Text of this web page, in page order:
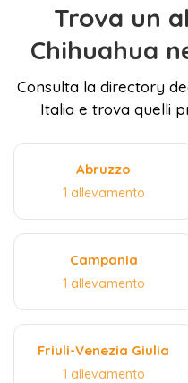
Trova un
Chihuahua
Consulta la directory
Italia e trova quelli
Abruzzo
1 allevamento
Campania
1 allevamento
Friuli-Venezia Giulia
1 allevamento